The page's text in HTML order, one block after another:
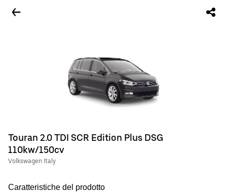
Touran 2.0 TDI SCR Edition Plus DSG
110kw/150cv
Volkswagen Italy
Caratteristiche del prodotto